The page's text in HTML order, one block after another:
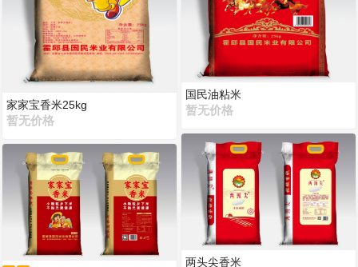
家家宝香米25kg
暂无价格
国民油粘米
暂无价格
两头尖香米